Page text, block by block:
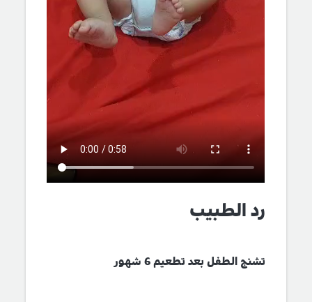
رد الطبيب
تشنج الطفل بعد تطعيم 6 شهور